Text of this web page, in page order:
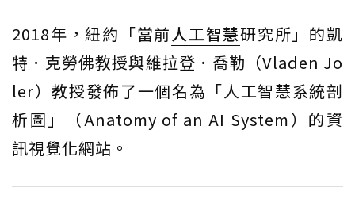
2018年，紐約「當前人工智慧研究所」的凱
特．克勞佛教授與維拉登．喬勒（Vladen Jo
ler）教授發佈了一個名為「人工智慧系統剖
析圖」（Anatomy of an AI System）的資
訊視覺化網站。